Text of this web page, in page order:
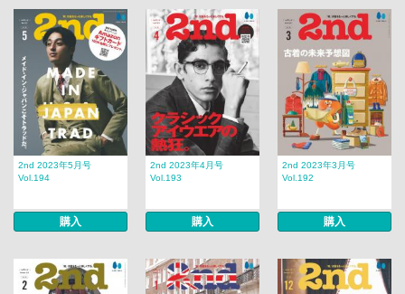
2nd 2023年5月号
Vol.194
購入
2nd 2023年4月号
Vol.193
購入
2nd 2023年3月号
Vol.192
購入